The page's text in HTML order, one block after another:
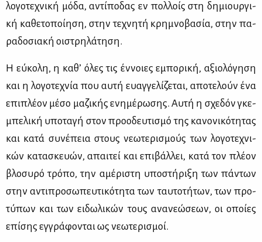
λο­γο­τε­χνι­κή μό­δα, αντί­πο­δας εν πολ­λοίς στη δη­μιουρ­γι­
κή κα­θε­το­ποί­η­ση, στην τε­χνη­τή κρη­μνο­βα­σία, στην πα­
ρα­δο­σια­κή οι­στρη­λά­τη­ση.
Η εύ­κο­λη, η κα­θ’ όλες τις έν­νοιες εμπο­ρι­κή, αξιο­λό­γη­ση
και η λο­γο­τε­χνία που αυ­τή ευαγ­γε­λί­ζε­ται, απο­τε­λούν ένα
επι­πλέ­ον μέ­σο μα­ζι­κής ενη­μέ­ρω­σης. Αυ­τή η σχε­δόν γκε­
μπε­λι­κή υπο­τα­γή στον προ­ο­δευ­τι­σμό της κα­νο­νι­κό­τη­τας
και κα­τά συ­νέ­πεια στους νε­ω­τε­ρι­σμούς των λο­γο­τε­χνι­
κών κα­τα­σκευών, απαι­τεί και επι­βάλ­λει, κα­τά τον πλέ­ον
βλο­συ­ρό τρό­πο, την αμέ­ρι­στη υπο­στή­ρι­ξη των πά­ντων
στην αντι­προ­σω­πευ­τι­κό­τη­τα των ταυ­το­τή­των, των προ­
τύ­πων και των ει­δω­λι­κών τους ανα­νε­ώ­σε­ων, οι οποί­ες
επί­σης εγ­γρά­φο­νται ως νε­ω­τε­ρι­σμοί.